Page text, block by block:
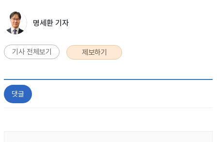
명세환 기자
기사 전체보기 제보하기
댓글